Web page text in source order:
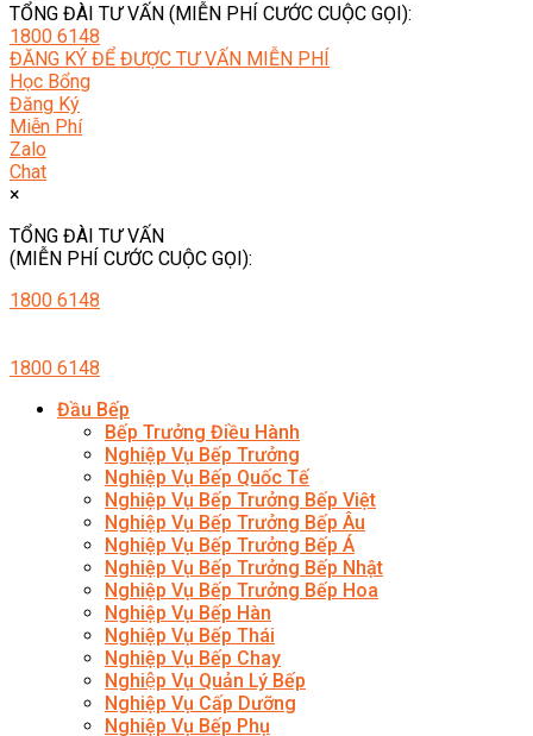
TỔNG ĐÀI TƯ VẤN (MIỄN PHÍ CƯỚC CUỘC GỌI):
1800 6148
ĐĂNG KÝ ĐỂ ĐƯỢC TƯ VẤN MIỄN PHÍ
Học Bổng
Đăng Ký
Miễn Phí
Zalo
Chat
×
TỔNG ĐÀI TƯ VẤN
(MIỄN PHÍ CƯỚC CUỘC GỌI):
1800 6148
1800 6148
Đầu Bếp
Bếp Trưởng Điều Hành
Nghiệp Vụ Bếp Trưởng
Nghiệp Vụ Bếp Quốc Tế
Nghiệp Vụ Bếp Trưởng Bếp Việt
Nghiệp Vụ Bếp Trưởng Bếp Âu
Nghiệp Vụ Bếp Trưởng Bếp Á
Nghiệp Vụ Bếp Trưởng Bếp Nhật
Nghiệp Vụ Bếp Trưởng Bếp Hoa
Nghiệp Vụ Bếp Hàn
Nghiệp Vụ Bếp Thái
Nghiệp Vụ Bếp Chay
Nghiệp Vụ Quản Lý Bếp
Nghiệp Vụ Cấp Dưỡng
Nghiệp Vụ Bếp Phụ